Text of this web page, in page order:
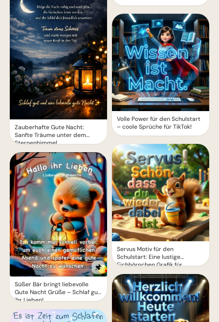
Zauberhafte Gute Nacht:
Sanfte Träume unter dem
Sternenhimmel
Süßer Bär bringt liebevolle
Gute Nacht Grüße – Schlaf gut,
ihr Lieben!
Volle Power für den Schulstart
– coole Sprüche für TikTok!
Servus Motiv für den
Schulstart: Eine lustige
Eichhörnchen Grafik für
WhatsApp